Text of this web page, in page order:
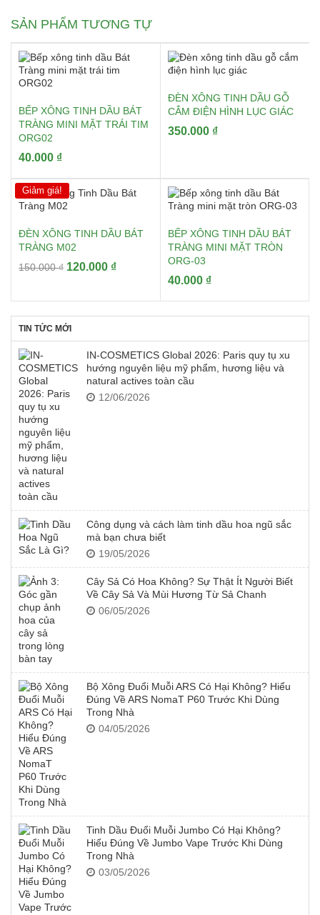
SẢN PHẨM TƯƠNG TỰ
BẾP XÔNG TINH DẦU BÁT
TRÀNG MINI MẶT TRÁI TIM
ORG02
40.000 ₫
ĐÈN XÔNG TINH DẦU GỖ
CẮM ĐIỆN HÌNH LỤC GIÁC
350.000 ₫
Giảm giá!
ĐÈN XÔNG TINH DẦU BÁT
TRÀNG M02
150.000₫ Giá
120.000 ₫Giá
BẾP XÔNG TINH DẦU BÁT
TRÀNG MINI MẶT TRÒN
ORG-03
40.000 ₫
TIN TỨC MỚI
IN-COSMETICS Global 2026: Paris quy tụ xu
hướng nguyên liệu mỹ phẩm, hương liệu và
natural actives toàn cầu
12/06/2026
Công dụng và cách làm tinh dầu hoa ngũ sắc
mà bạn chưa biết
19/05/2026
Cây Sả Có Hoa Không? Sự Thật Ít Người Biết
Về Cây Sả Và Mùi Hương Từ Sả Chanh
06/05/2026
Bộ Xông Đuổi Muỗi ARS Có Hại Không? Hiểu
Đúng Về ARS NomaT P60 Trước Khi Dùng
Trong Nhà
04/05/2026
Tinh Dầu Đuổi Muỗi Jumbo Có Hại Không?
Hiểu Đúng Về Jumbo Vape Trước Khi Dùng
Trong Nhà
03/05/2026